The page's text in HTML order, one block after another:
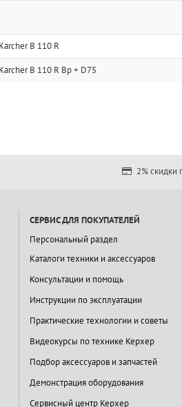
B 110 R
B 110 R Bp + D75
2% скидки
СЕРВИС ДЛЯ ПОКУПАТЕЛЕЙ
Персональный раздел
Каталоги техники и аксессуаров
Консультации и помощь
Инструкции по эксплуатации
Практические технологии и советы
Видеокурсы по технике Керхер
Подбор аксессуаров и запчастей
Демонстрация оборудования
Сервисный центр Керхер